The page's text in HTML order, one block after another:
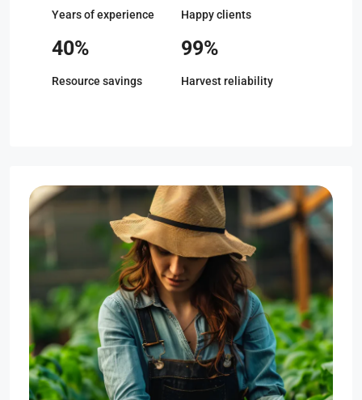
Years of experience Happy clients
40%
Resource savings
99%
Harvest reliability